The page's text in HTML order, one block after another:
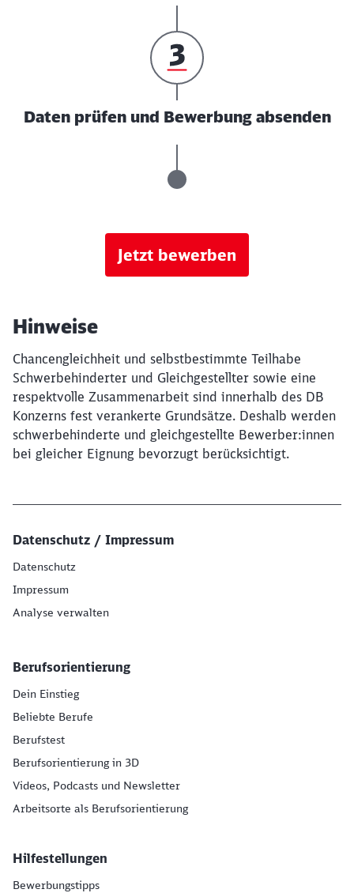
Daten prüfen und Bewerbung absenden
Jetzt bewerben
Hinweise
Chancengleichheit und selbstbestimmte Teilhabe
Schwerbehinderter und Gleichgestellter sowie eine
respektvolle Zusammenarbeit sind innerhalb des DB
Konzerns fest verankerte Grundsätze. Deshalb werden
schwerbehinderte und gleichgestellte Bewerber:innen
bei gleicher Eignung bevorzugt berücksichtigt.
Datenschutz / Impressum
Datenschutz
Impressum
Analyse verwalten
Berufsorientierung
Dein Einstieg
Beliebte Berufe
Berufstest
Berufsorientierung in 3D
Videos, Podcasts und Newsletter
Arbeitsorte als Berufsorientierung
Hilfestellungen
Bewerbungstipps